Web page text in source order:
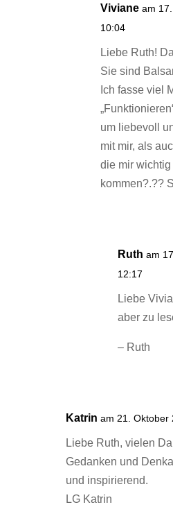
Viviane am
10:04
Liebe Ruth!
Sie sind
Ich fasse viel
um liebevoll
mit mir, als
die mir
kommen?.??
Ruth am
12:17
Liebe
aber zu
– Ruth
Katrin am 21. Oktober
Liebe Ruth, vielen
Gedanken und
und inspirierend.
LG Katrin